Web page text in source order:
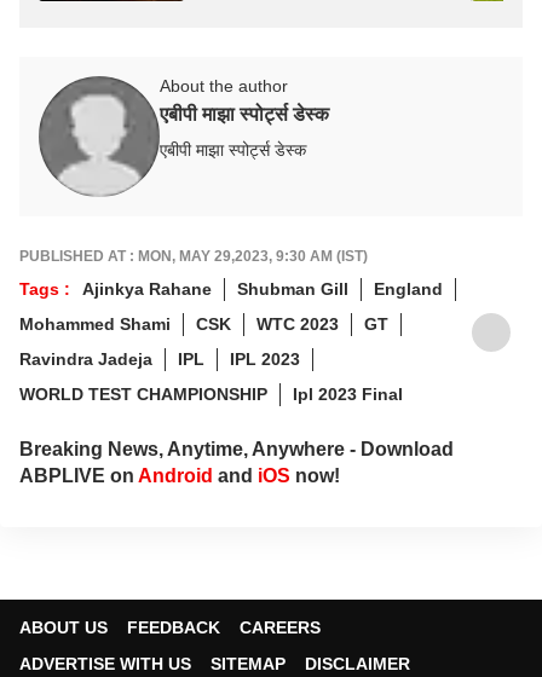
About the author
एबीपी माझा स्पोर्ट्स डेस्क
एबीपी माझा स्पोर्ट्स डेस्क
PUBLISHED AT : MON, MAY 29,2023, 9:30 AM (IST)
Tags : Ajinkya Rahane Shubman Gill
England
Mohammed Shami
CSK WTC 2023
GT
Ravindra Jadeja
IPL
IPL 2023
WORLD TEST CHAMPIONSHIP
Ipl 2023 Final
Breaking News, Anytime, Anywhere - Download
ABPLIVE on Android and iOS now!
ABOUT US FEEDBACK
CAREERS
ADVERTISE WITH US
SITEMAP DISCLAIMER